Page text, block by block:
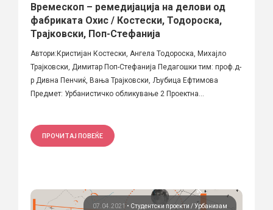
Времескоп – ремедијација на делови од
фабриката Охис / Костески, Тодороска,
Трајковски, Поп-Стефанија
Автори:Кристијан Костески, Ангела Тодороска, Михајло
Трајковски, Димитар Поп-Стефанија Педагошки тим: проф.д-
р Дивна Пенчиќ, Вања Трајковски, Љубица Ефтимова
Предмет: Урбанистичко обликување 2 Проектна...
ПРОЧИТАЈ ПОВЕЌЕ
07.04.2021 • Студентски проекти Урбанизам